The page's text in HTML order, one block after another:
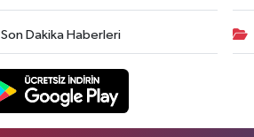
Son Dakika Haberleri